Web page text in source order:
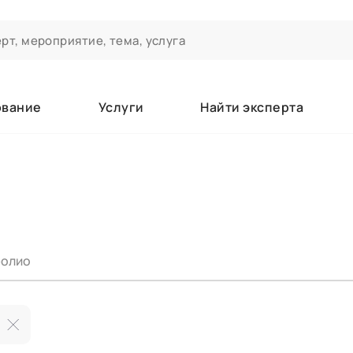
Услуги Найти эксперта
вы зачисляетесь/уже зачислены в качестве